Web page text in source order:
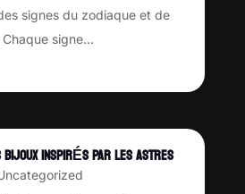
signes du zodiaque et de
signe...
INSPIRÉS PAR LES ASTRES